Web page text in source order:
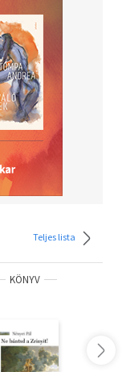
Teljes lista
KÖNYV